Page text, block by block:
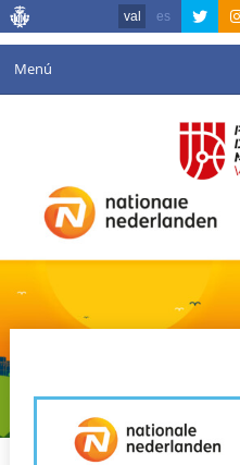
val es
Menú
Instal·lacions
Comunicació
València en esport